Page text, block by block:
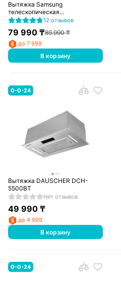
Вытяжка Samsung
телескопическая
NK24M1030IB/UR
12 отзывов
79 990₸89 990₸
до 7 999
В корзину
0-0-24
Вытяжка DAUSCHER DCH-
5500BT
Нет отзывов
49 990₸
до 4 999
В корзину
0-0-24